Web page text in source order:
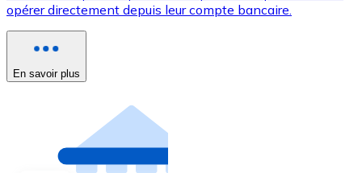
opérer directement depuis leur compte bancaire.
En savoir plus